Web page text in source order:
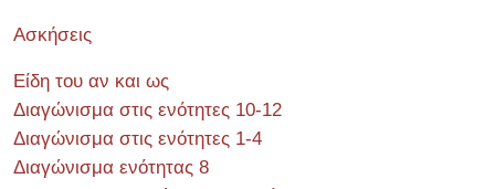
Ασκήσεις
Είδη του αν και ως
Διαγώνισμα στις ενότητες 10-12
Διαγώνισμα στις ενότητες 1-4
Διαγώνισμα ενότητας 8